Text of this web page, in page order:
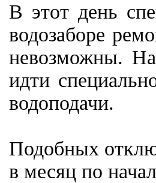
В этот день
водозаборе
невозможны.
идти
водоподачи.
Подобных
в месяц по